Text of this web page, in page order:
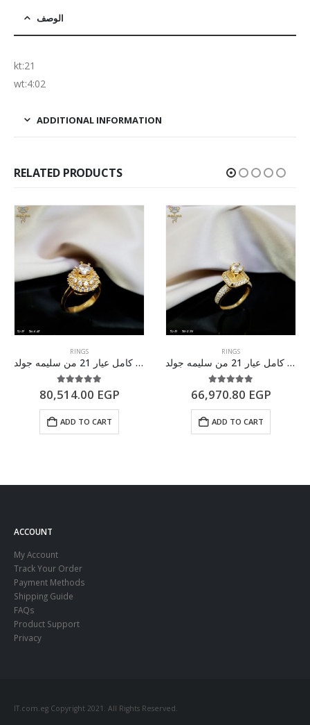
الوصف
kt:21
wt:4:02
ADDITIONAL INFORMATION
RELATED PRODUCTS
RINGS
خاتم ذهب كامل عيار 21 من سليمه جولد
5.00 out of 5
80,514.00 EGP
ADD TO CART
RINGS
خاتم ذهب كامل عيار 21 من سليمه جولد
5.00 out of 5
66,970.80 EGP
ADD TO CART
ACCOUNT
My Account
Track Your Order
Payment Methods
Shipping Guide
FAQs
Product Support
Privacy
IT.com.eg Copyright 2021. All Rights Reserved.